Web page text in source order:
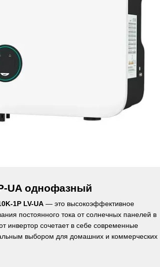
UA однофазный
1P LV-UA — это высокоэффективное
постоянного тока от солнечных панелей в
инвертор сочетает в себе современные
выбором для домашних и коммерческих